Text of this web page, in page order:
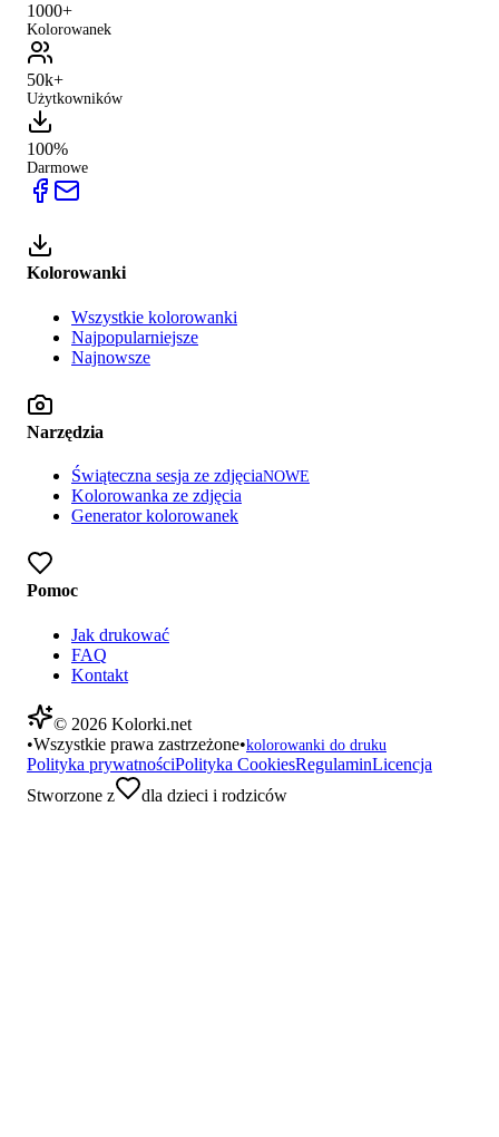
1000+
Kolorowanek
50k+
Użytkowników
100%
Darmowe
Kolorowanki
Wszystkie kolorowanki
Najpopularniejsze
Najnowsze
Narzędzia
Świąteczna sesja ze zdjęciaNOWE
Kolorowanka ze zdjęcia
Generator kolorowanek
Pomoc
Jak drukować
FAQ
Kontakt
© 2026 Kolorki.net
•Wszystkie prawa zastrzeżone•kolorowanki do druku
Polityka prywatnościPolityka CookiesRegulaminLicencja
Stworzone z
dla dzieci i rodziców